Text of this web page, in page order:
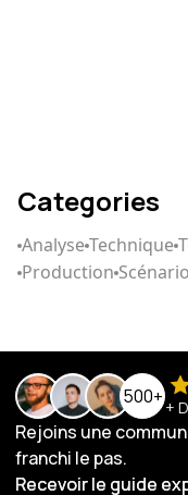
Categories
AnalyseTechnique
Production Scénario
500+ +
Rejoins une
franchi le pas.
Recevoir le guide
Recevoir le guide